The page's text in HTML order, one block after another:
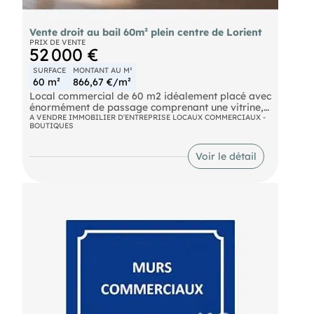
Vente droit au bail 60m² plein centre de Lorient
PRIX DE VENTE
52 000 €
SURFACE
60 m²
MONTANT AU M²
866,67 €/m²
Local commercial de 60 m2 idéalement placé avec
énormément de passage comprenant une vitrine,
une surface de vente en 2 parties, une réserve, un
WC. Egalement, il bénéficie d'un jardin privatif
exposé plein sud. Ce local est destiné à toutes les
activités sauf celles de restauration.
Cetemplacement vous séduira sans aucun doute.
- Lorient.
A VENDRE IMMOBILIER D'ENTREPRISE LOCAUX COMMERCIAUX -
BOUTIQUES
Voir le détail